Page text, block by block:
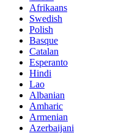
Afrikaans
Swedish
Polish
Basque
Catalan
Esperanto
Hindi
Lao
Albanian
Amharic
Armenian
Azerbaijani